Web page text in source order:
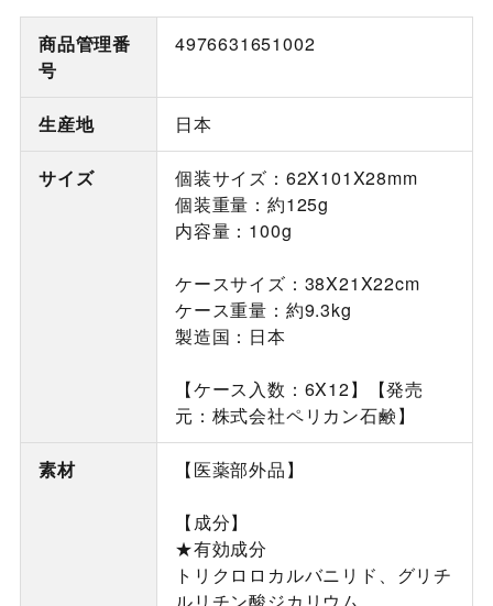
商品管理番
号
4976631651002
生産地 日本
サイズ
個装サイズ：62X101X28mm
個装重量：約125g
内容量：100g
ケースサイズ：38X21X22cm
ケース重量：約9.3kg
製造国：日本
【ケース入数：6X12】【発売
元：株式会社ペリカン石鹸】
素材 【医薬部外品】
【成分】
★有効成分
トリクロロカルバニリド、グリチ